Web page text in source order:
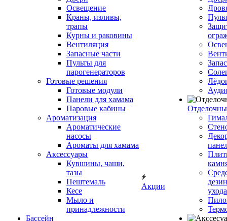
Освещение
Краны, изливы,
трапы
Курны и раковины
Вентиляция
Запасные части
Пульты для
парогенераторов
Готовые решения
Готовые модули
Панели для хамама
Паровые кабины
Ароматизация
Ароматические
насосы
Ароматы для хамама
Аксессуары
Кувшины, чаши,
тазы
Пештемаль
Кесе
Мыло и
принадлежности
Бассейн
Акции
ухода